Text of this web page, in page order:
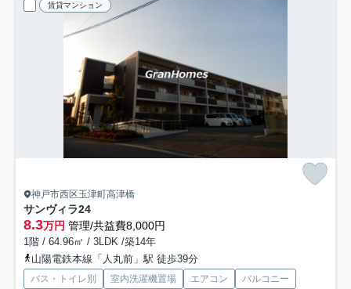
賃貸マンション
神戸市西区玉津町高津橋
サンヴィラ24
8.3万円 管理/共益費8,000円
1階 / 64.96㎡ / 3LDK /築14年
山陽電鉄本線「人丸前」駅 徒歩39分
バス・トイレ別 室内洗濯機置場 エアコン バルコニー